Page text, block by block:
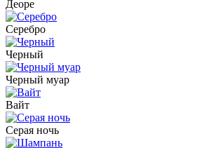
Деоре
Серебро
Черный
Черный муар
Вайт
Серая ночь